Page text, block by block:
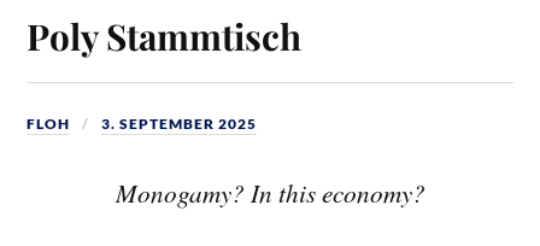
Poly Stammtisch
FLOH 3. SEPTEMBER 2025
Monogamy? In this economy?